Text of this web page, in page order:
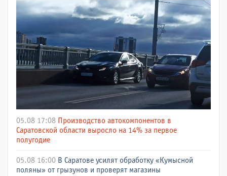
05.08 17:08 Производство автокомпонентов в
Саратовской области выросло на 14% за первое
полугодие
05.08 16:00 В Саратове усилят обработку «Кумысной
поляны» от грызунов и проверят магазины